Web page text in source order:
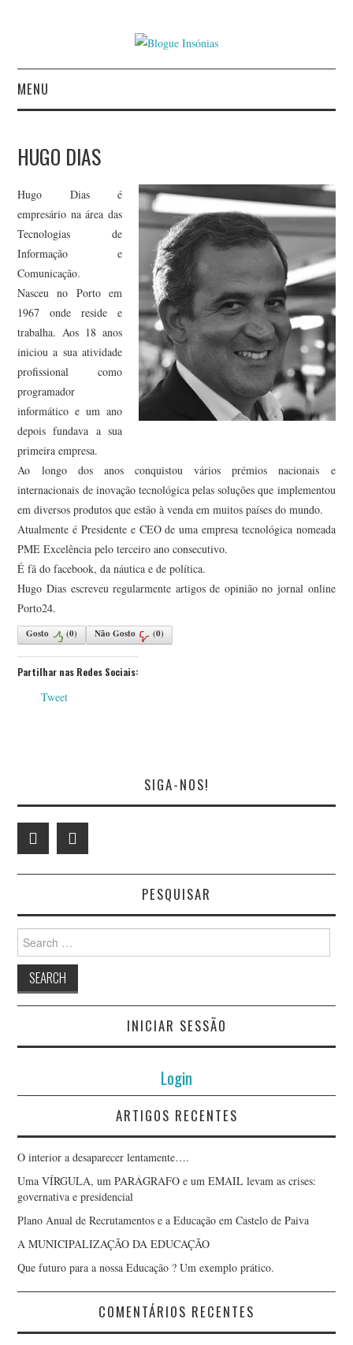
MENU
AUTORES
CONTACTO
POLÍTICA DE
PRIVACIDADE
HUGO DIAS
Hugo Dias é
empresário na área das
Tecnologias de
Informação e
Comunicação.
Nasceu no Porto em
1967 onde reside e
trabalha. Aos 18 anos
iniciou a sua atividade
profissional como
programador
informático e um ano
depois fundava a sua
primeira empresa.
Ao longo dos anos conquistou vários prémios nacionais e
internacionais de inovação tecnológica pelas soluções que implementou
em diversos produtos que estão à venda em muitos países do mundo.
Atualmente é Presidente e CEO de uma empresa tecnológica nomeada
PME Excelência pelo terceiro ano consecutivo.
É fã do facebook, da náutica e de política.
Hugo Dias escreveu regularmente artigos de opinião no jornal online
Porto24.
Gosto (0) Não Gosto (0)
Partilhar nas Redes Sociais:
Tweet
SIGA-NOS!
PESQUISAR
Search
for:
INICIAR SESSÃO
Login
ARTIGOS RECENTES
O interior a desaparecer lentamente….
Uma VÍRGULA, um PARÁGRAFO e um EMAIL levam as crises:
governativa e presidencial
Plano Anual de Recrutamentos e a Educação em Castelo de Paiva
A MUNICIPALIZAÇÃO DA EDUCAÇÃO
Que futuro para a nossa Educação ? Um exemplo prático.
COMENTÁRIOS RECENTES